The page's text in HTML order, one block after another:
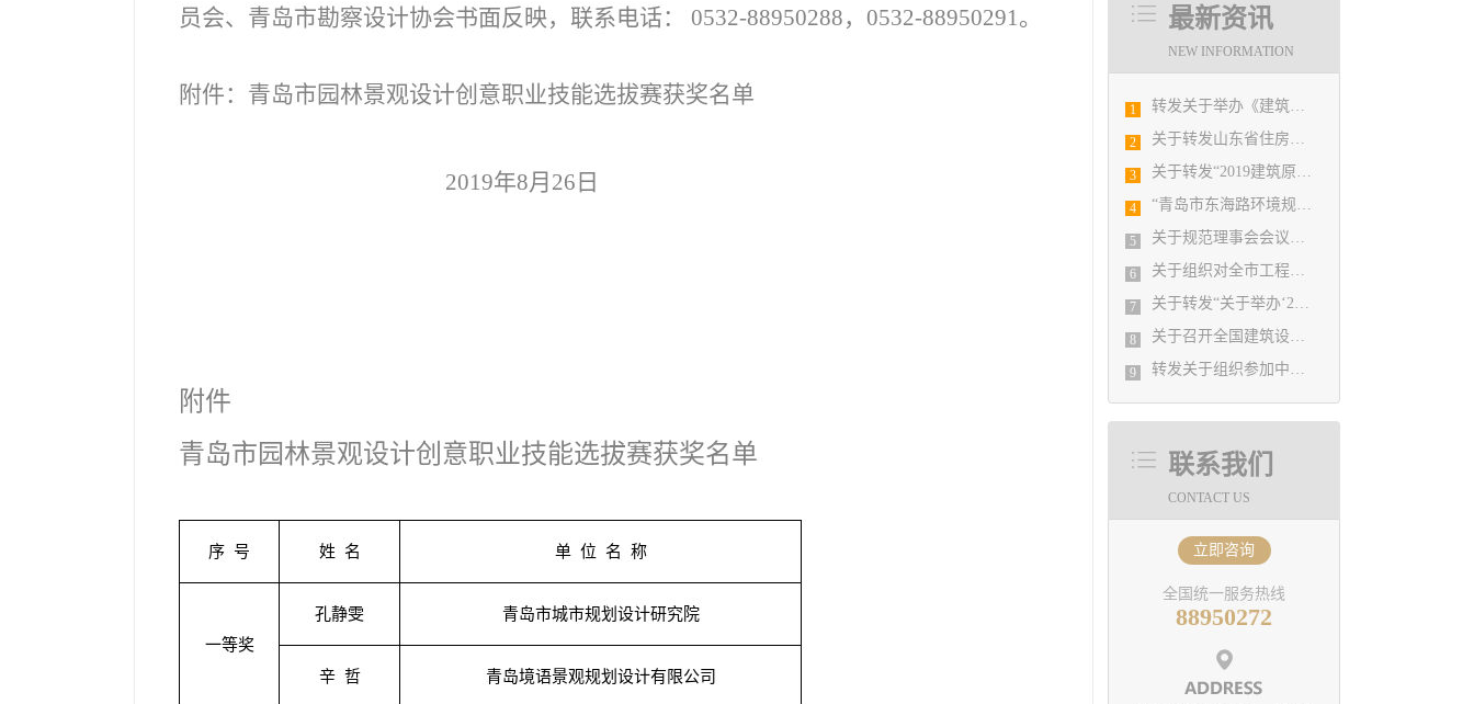
最新资讯
NEW INFORMATION
1 转发关于举办《建筑电气与智能化通用规范》 GB55024-2022公益宣贯的通知
2 关于转发山东省住房和城乡建设厅《关于2019年度山东省优秀工程勘察设计竞赛和泰山奖•美丽村居建筑设计大赛优胜项目提名的公示》的通知
3 关于转发“2019建筑原创设计论坛”的通知
4 “青岛市东海路环境规划工程”入选全国勘察设计行业庆祝新中国成立70周年系列推举活动优秀园林设计项目
5 关于规范理事会会议题申报格式及流程的情况说明
6 关于组织对全市工程勘察设计单位进行BIM技术应用现状调查的通知
7 关于转发“关于举办‘2020年勘察设计结构工程师专业技术提升培训班’的通知”的通知
8 关于召开全国建筑设计行业创新创优学术峰会暨第十一届 江苏省园艺博览会博览园规划设计学术交流会的通知
9 转发关于组织参加中设协“企业会计准则新变化与税收新政策解读、工程勘察设计企业 收入确认与成本处理实务操作与税务全面筹划培训班”的通知
联系我们
CONTACT US
立即咨询
全国统一服务热线
88950272
员会、青岛市勘察设计协会书面反映，联系电话： 0532-88950288，0532-88950291。
附件：青岛市园林景观设计创意职业技能选拔赛获奖名单
2019年8月26日
附件
青岛市园林景观设计创意职业技能选拔赛获奖名单
序 号 姓 名 单 位 名 称
一等奖
孔静雯 青岛市城市规划设计研究院
辛 哲 青岛境语景观规划设计有限公司